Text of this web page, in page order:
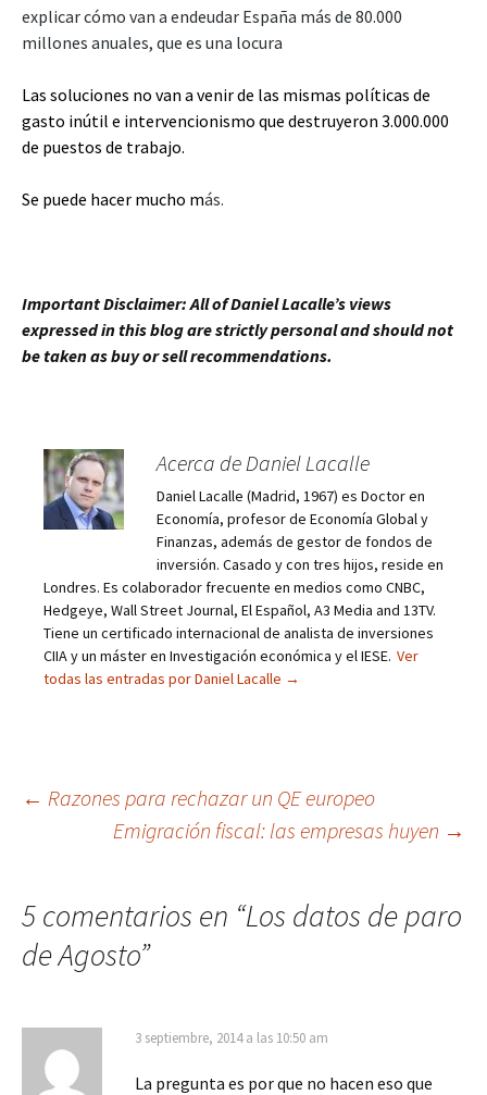
explicar cómo van a endeudar España más de 80.000
millones anuales, que es una locura
Las soluciones no van a venir de las mismas políticas de
gasto inútil e intervencionismo que destruyeron 3.000.000
de puestos de trabajo.
Se puede hacer mucho más.
Important Disclaimer: All of Daniel Lacalle’s views
expressed in this blog are strictly personal and should not
be taken as buy or sell recommendations.
Acerca de Daniel Lacalle
Daniel Lacalle (Madrid, 1967) es Doctor en
Economía, profesor de Economía Global y
Finanzas, además de gestor de fondos de
inversión. Casado y con tres hijos, reside en
Londres. Es colaborador frecuente en medios como CNBC,
Hedgeye, Wall Street Journal, El Español, A3 Media and 13TV.
Tiene un certificado internacional de analista de inversiones
CIIA y un máster en Investigación económica y el IESE. Ver
todas las entradas por Daniel Lacalle →
Navegación
← Razones para rechazar un QE europeo
Emigración fiscal: las empresas huyen →
5 comentarios en “Los datos de paro
de Agosto”
3 septiembre, 2014 a las 10:50 am
La pregunta es por que no hacen eso que